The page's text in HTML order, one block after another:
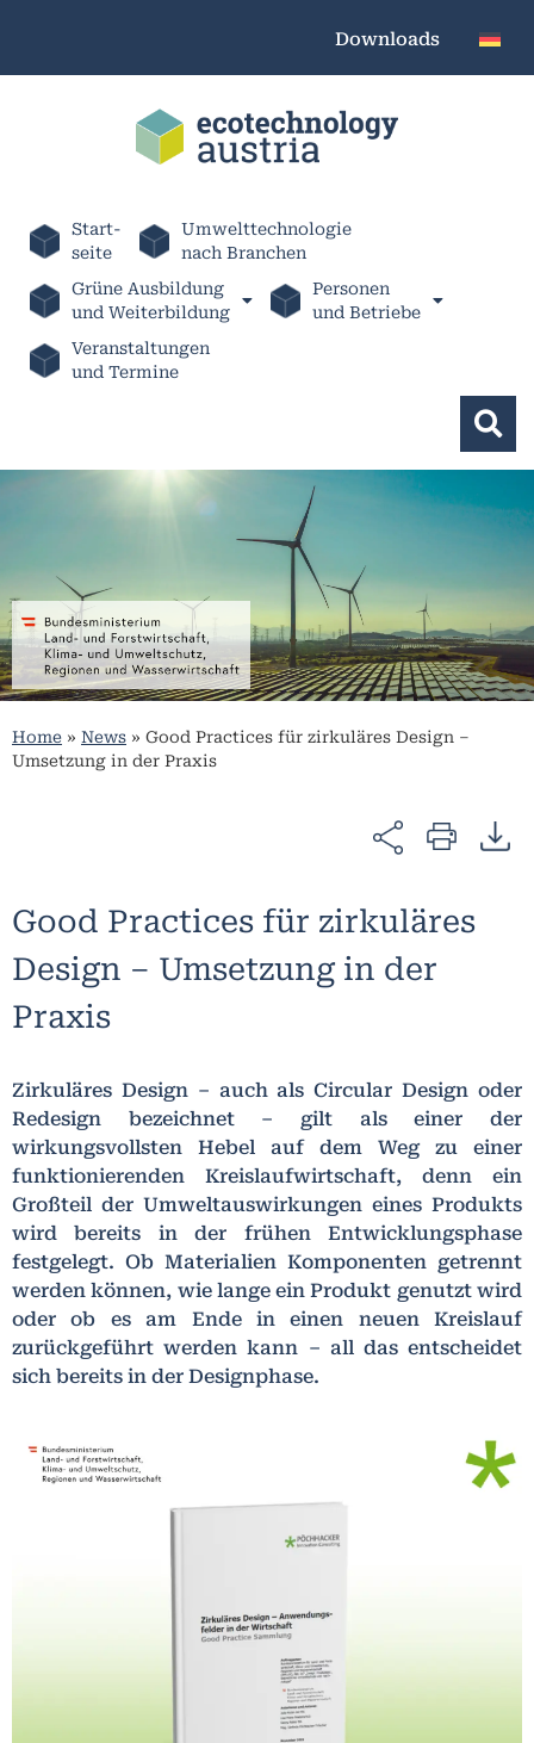
Downloads
Start-
seite
Umwelttechnologie
nach Branchen
Grüne Ausbildung
und Weiterbildung
Personen
und Betriebe
Veranstaltungen
und Termine
Home » News » Good Practices für zirkuläres Design –
Umsetzung in der Praxis
Good Practices für zirkuläres
Design – Umsetzung in der
Praxis
Zirkuläres Design – auch als Circular Design oder
Redesign bezeichnet – gilt als einer der
wirkungsvollsten Hebel auf dem Weg zu einer
funktionierenden Kreislaufwirtschaft, denn ein
Großteil der Umweltauswirkungen eines Produkts
wird bereits in der frühen Entwicklungsphase
festgelegt. Ob Materialien Komponenten getrennt
werden können, wie lange ein Produkt genutzt wird
oder ob es am Ende in einen neuen Kreislauf
zurückgeführt werden kann – all das entscheidet
sich bereits in der Designphase.